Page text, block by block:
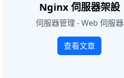
Nginx 伺服器架設
伺服器管理 - Web 伺服器
查看文章